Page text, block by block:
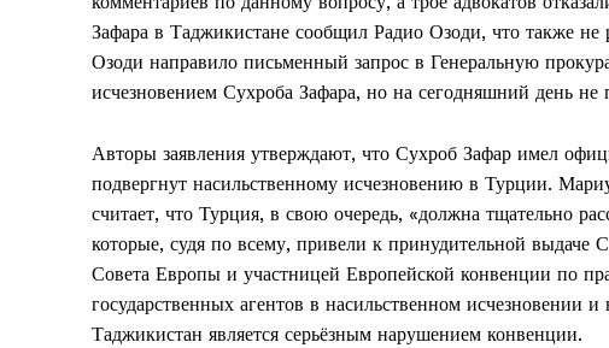
Зафара в Таджикистане сообщил Радио Озоди, что также
Озоди направило письменный запрос в Генеральную
исчезновением Сухроба Зафара, но на сегодняшний день не
Авторы заявления утверждают, что Сухроб Зафар имел
подвергнут насильственному исчезновению в Турции.
считает, что Турция, в свою очередь, «должна тщательно
которые, судя по всему, привели к принудительной выдаче
Совета Европы и участницей Европейской конвенции по
государственных агентов в насильственном исчезновении
Таджикистан является серьёзным нарушением конвенции.